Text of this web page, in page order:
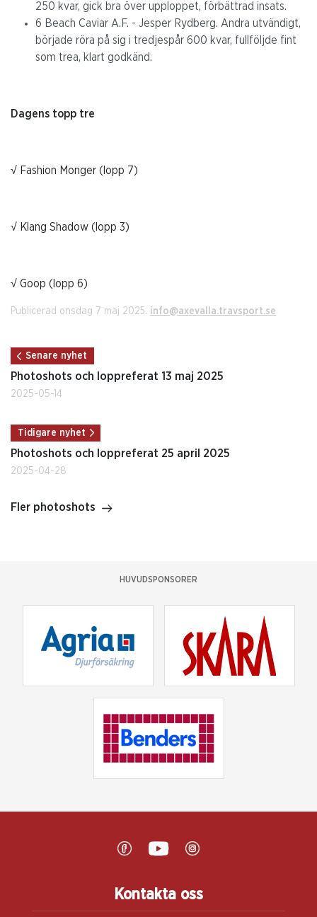
250 kvar, gick bra över upploppet, förbättrad insats.
6 Beach Caviar A.F. - Jesper Rydberg. Andra utvändigt,
började röra på sig i tredjespår 600 kvar, fullföljde fint
som trea, klart godkänd.
Dagens topp tre
√ Fashion Monger (lopp 7)
√ Klang Shadow (lopp 3)
√ Goop (lopp 6)
Publicerad onsdag 7 maj 2025. info@axevalla.travsport.se
Senare nyhet
Photoshots och loppreferat 13 maj 2025
2025-05-14
Tidigare nyhet
Photoshots och loppreferat 25 april 2025
2025-04-28
Fler photoshots
HUVUDSPONSORER
Kontakta oss